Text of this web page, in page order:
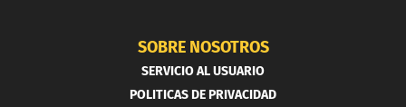
SOBRE NOSOTROS
SERVICIO AL USUARIO
POLITICAS DE PRIVACIDAD